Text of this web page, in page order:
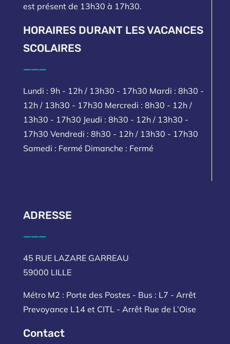
est présent de 13h30 à 17h30.
HORAIRES DURANT LES VACANCES
SCOLAIRES
___
Lundi : 9h - 12h / 13h30 - 17h30 Mardi : 8h30 -
12h / 13h30 - 17h30 Mercredi : 8h30 - 12h /
13h30 - 17h30 Jeudi : 8h30 - 12h / 13h30 -
17h30 Vendredi : 8h30 - 12h / 13h30 - 17h30
Samedi : Fermé Dimanche : Fermé
ADRESSE
___
45 RUE LAZARE GARREAU
59000 LILLE
Métro M2 : Porte des Postes - Bus : L7 - Arrêt
Prevoyance L14 et CITL - Arrêt Rue de L’Oise
Contact